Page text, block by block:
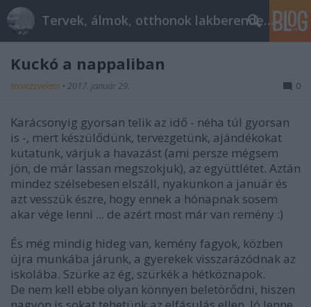
Tervek, álmok, otthonok lakberendezés + más
Kuckó a nappaliban
tervezzvelem • 2017. január 29. 0
Karácsonyig gyorsan telik az idő - néha túl gyorsan
is -, mert készülődünk, tervezgetünk, ajándékokat
kutatunk, várjuk a havazást (ami persze mégsem
jön, de már lassan megszokjuk), az együttlétet. Aztán
mindez szélsebesen elszáll, nyakunkon a január és
azt vesszük észre, hogy ennek a hónapnak sosem
akar vége lenni ... de azért most már van remény :)
És még mindig hideg van, kemény fagyok, közben
újra munkába járunk, a gyerekek visszarázódnak az
iskolába. Szürke az ég, szürkék a hétköznapok.
De nem kell ebbe olyan könnyen beletörődni, hiszen